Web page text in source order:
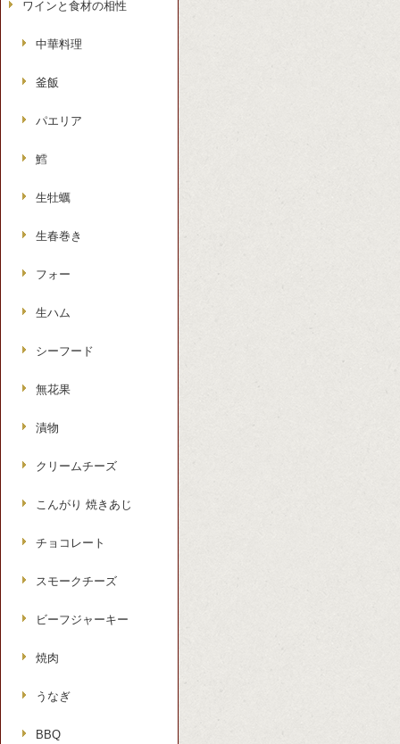
ワインと食材の相性
中華料理
釜飯
パエリア
鱈
生牡蠣
生春巻き
フォー
生ハム
シーフード
無花果
漬物
クリームチーズ
こんがり 焼きあじ
チョコレート
スモークチーズ
ビーフジャーキー
焼肉
うなぎ
BBQ